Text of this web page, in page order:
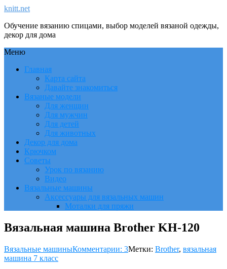
knitt.net
Обучение вязанию спицами, выбор моделей вязаной одежды,
декор для дома
Меню
Главная
Карта сайта
Давайте знакомиться
Вязаные модели
Для женщин
Для мужчин
Для детей
Для животных
Декор для дома
Крючком
Советы
Урок по вязанию
Видео
Вязальные машины
Аксессуары для вязальных машин
Моталки для пряжи
Вязальная машина Brother KH-120
Вязальные машиныКомментарии: 3Метки: Brother, вязальная
машина 7 класс